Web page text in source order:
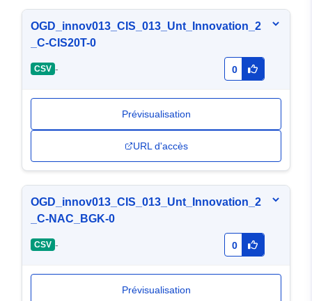
OGD_innov013_CIS_013_Unt_Innovation_2
_C-CIS20T-0
CSV - 0
Prévisualisation
URL d'accès
OGD_innov013_CIS_013_Unt_Innovation_2
_C-NAC_BGK-0
CSV - 0
Prévisualisation